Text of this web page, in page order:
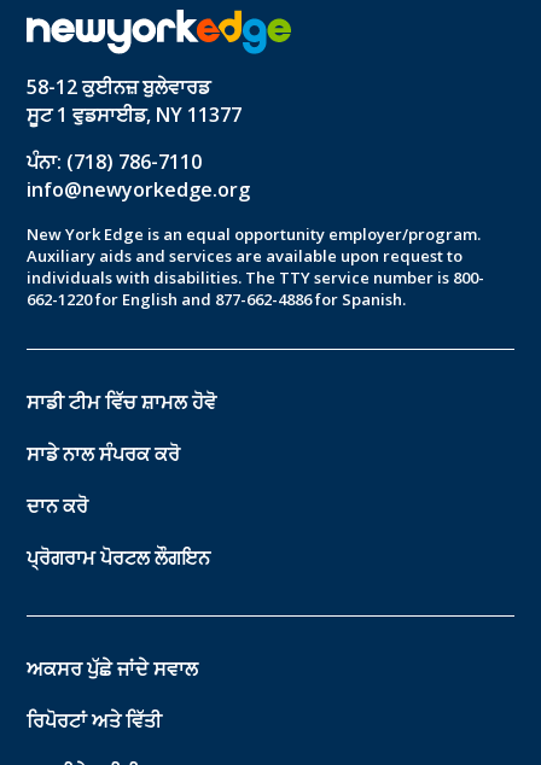
58-12 ਕੁਈਨਜ਼ ਬੁਲੇਵਾਰਡ
ਸੂਟ 1 ਵੁਡਸਾਈਡ, NY 11377
ਪੰਨਾ: (718) 786-7110
info@newyorkedge.org
New York Edge is an equal opportunity employer/program.
Auxiliary aids and services are available upon request to
individuals with disabilities. The TTY service number is 800-
662-1220 for English and 877-662-4886 for Spanish.
ਸਾਡੀ ਟੀਮ ਵਿੱਚ ਸ਼ਾਮਲ ਹੋਵੋ
ਸਾਡੇ ਨਾਲ ਸੰਪਰਕ ਕਰੋ
ਦਾਨ ਕਰੋ
ਪ੍ਰੋਗਰਾਮ ਪੋਰਟਲ ਲੌਗਇਨ
ਅਕਸਰ ਪੁੱਛੇ ਜਾਂਦੇ ਸਵਾਲ
ਰਿਪੋਰਟਾਂ ਅਤੇ ਵਿੱਤੀ